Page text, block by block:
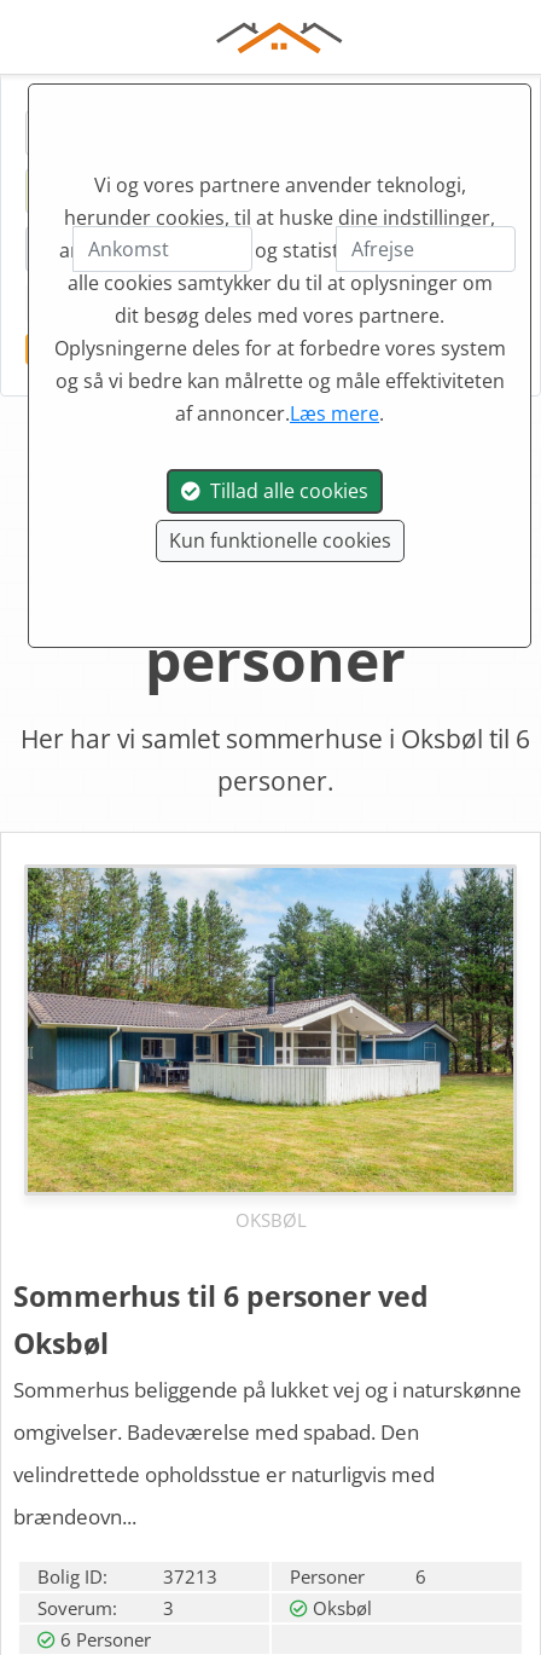
6 Personer Soverum Filter
Oksbøl 6 personer Nulstil
Sommerhus i
Oksbøl til 6
personer
Her har vi samlet sommerhuse i Oksbøl til 6
personer.
OKSBØL
Sommerhus til 6 personer ved
Oksbøl
Sommerhus beliggende på lukket vej og i naturskønne
omgivelser. Badeværelse med spabad. Den
velindrettede opholdsstue er naturligvis med
brændeovn...
Bolig ID: 37213 Personer
6
Soverum:
3
Oksbøl
6 Personer
Vi og vores partnere anvender teknologi,
herunder cookies, til at huske dine indstillinger,
annoncer, marketing og statistik. Hvis du tillader
alle cookies samtykker du til at oplysninger om
dit besøg deles med vores partnere.
Oplysningerne deles for at forbedre vores system
og så vi bedre kan målrette og måle effektiviteten
af annoncer.Læs mere.
Tillad alle cookies
Kun funktionelle cookies